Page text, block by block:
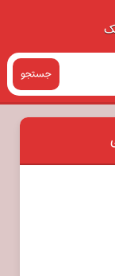
جستجو